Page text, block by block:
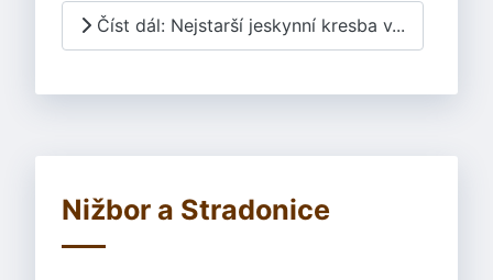
Číst dál: Nejstarší jeskynní kresba v...
Nižbor a Stradonice